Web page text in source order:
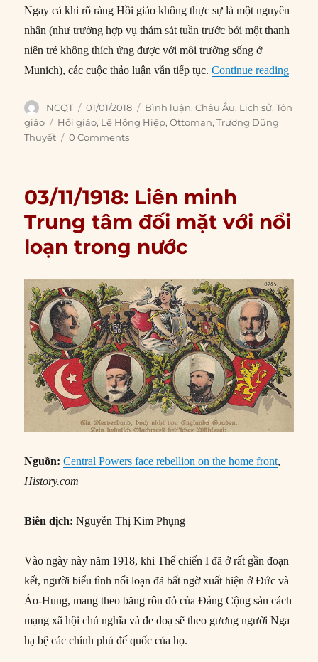
Ngay cả khi rõ ràng Hồi giáo không thực sự là một nguyên
nhân (như trường hợp vụ thảm sát tuần trước bởi một thanh
niên trẻ không thích ứng được với môi trường sống ở
Munich), các cuộc thảo luận vẫn tiếp tục.Continue reading“Sai
Author
NCQT
Posted
on
01/01/2018 Categories
Bình luận,Châu Âu, Lịch sử,Tôn
giáo
Tags
Hồi giáo, Lê Hồng Hiệp,Ottoman,Trương Dũng
Thuyết
0 Comments
03/11/1918: Liên minh
Trung tâm đối mặt với nổi
loạn trong nước
Nguồn: Central Powers face rebellion on the home front,
History.com
Biên dịch: Nguyễn Thị Kim Phụng
Vào ngày này năm 1918, khi Thế chiến I đã ở rất gần đoạn
kết, người biểu tình nổi loạn đã bất ngờ xuất hiện ở Đức và
Áo-Hung, mang theo băng rôn đỏ của Đảng Cộng sản cách
mạng xã hội chủ nghĩa và đe doạ sẽ theo gương người Nga
hạ bệ các chính phủ đế quốc của họ.